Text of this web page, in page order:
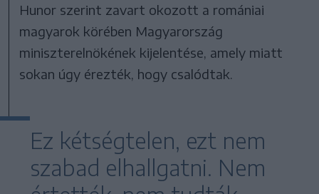
Hunor szerint zavart okozott a romániai
magyarok körében Magyarország
miniszterelnökének kijelentése, amely miatt
sokan úgy érezték, hogy csalódtak.
Ez kétségtelen, ezt nem
szabad elhallgatni. Nem